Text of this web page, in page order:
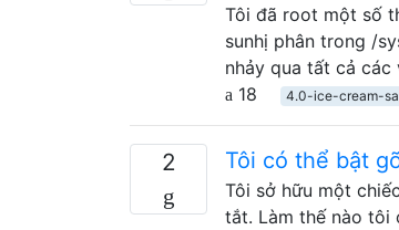
Tôi đã root một số
sunhị phân trong /
nhảy qua tất cả
18
4.0-ice-cream-
2 Tôi có thể bật
Tôi sở hữu một
tắt. Làm thế nào tôi